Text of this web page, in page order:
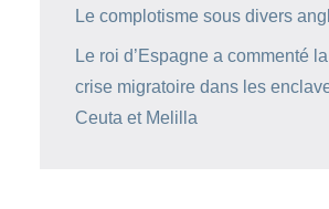
Le complotisme sous divers
Le roi d’Espagne a commenté la
crise migratoire dans les
Ceuta et Melilla